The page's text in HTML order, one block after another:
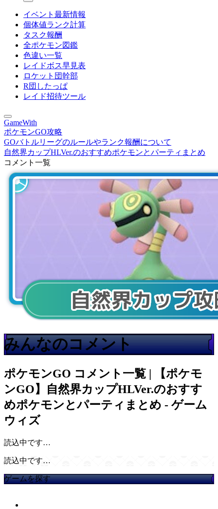
イベント最新情報
個体値ランク計算
タスク報酬
全ポケモン図鑑
色違い一覧
レイドボス早見表
ロケット団幹部
R団したっぱ
レイド招待ツール
GameWith
ポケモンGO攻略
GOバトルリーグのルールやランク報酬について
自然界カップHLVer.のおすすめポケモンとパーティまとめ
コメント一覧
みんなのコメント
ポケモンGO コメント一覧 | 【ポケモ
ンGO】自然界カップHLVer.のおすす
めポケモンとパーティまとめ - ゲーム
ウィズ
読込中です…
読込中です…
ゲームを探す